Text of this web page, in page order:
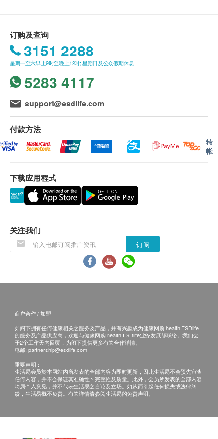
$500 Hutchgo.com 旅遊礼券
报告：
检查前医生咨询及医生讲解报告将于AI Medical
进行检查后，一般情况下，需大概3-5个工作天跟
进检查报告， 工作天不包括星期六、日及公众假
期。 轮侯报告讲解时间会因应不同情况而有所延
长。
其他：
产品及服务。
此服务计划不可与其他项目同时使用，并只适用于
一人享用。
心 所安排之项目内容。
如有任何争议，健康网购health.ESDlife及博思医
学诊断中心将保留最终决定权。
咨询有认可资格的医生，作出诊断及治疗。
本服务/产品由商户提供。生活易【健康网购
health.ESDlife】并没有经营或提供本服务/产品。
有关此服务/产品的错漏或延误，或因使用此服务/
产品而引致的损失、损害、受伤或法律诉讼，健康
网购health.ESDlife概不负责。一切有关的索偿或
查询，须向提供服务之体检中心或商户提出。
订购及查询
3151 2288
星期一至六早上9时至晚上12时; 星期日及公众假期休息
5283 4117
support@esdlife.com
付款方法
转
帐
下载应用程式
关注我们
订阅
商户合作 / 加盟
如阁下拥有任何健康相关之服务及产品，并有兴趣成为健康网购 health.ESDlife
的服务及产品供应商，欢迎与健康网购 health.ESDlife业务发展部联络。我们会
于2个工作天内回覆，为阁下提供更多有关合作详情。
电邮: partnership@esdlife.com
重要声明：
生活易会员於本网站内所发表的全部内容为即时更新，因此生活易不会预先审查
任何内容，并不会保证其准确性丶完整性及质量。此外，会员所发表的全部内容
均属个人意见，并不代表生活易之言论及立场。如从而引起任何损失或法律纠
纷，生活易概不负责。有关详情请参阅生活易的免责声明。